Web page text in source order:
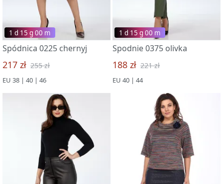
1 d 15 g 00 m
Spódnica 0225 chernyj
217 zł 255 zł
EU 38 | 40 | 46
1 d 15 g 00 m
Spodnie 0375 olivka
188 zł 221 zł
EU 40 | 44